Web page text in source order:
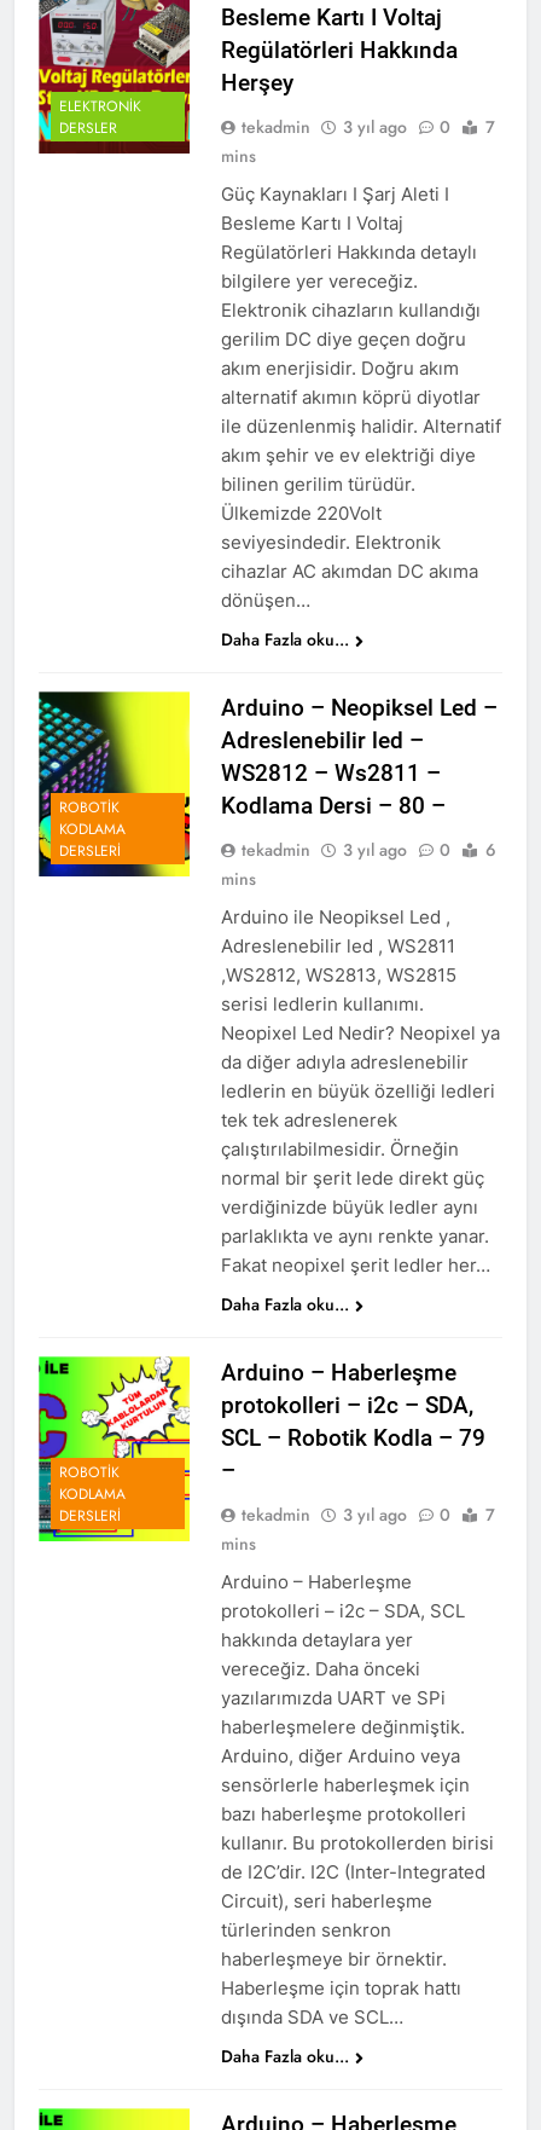
ELEKTRONIK
DERSLER
Besleme Kartı I Voltaj
Regülatörleri Hakkında
Herşey
tekadmin 3 yıl ago 0
7
mins
Güç Kaynakları I Şarj Aleti I
Besleme Kartı I Voltaj
Regülatörleri Hakkında detaylı
bilgilere yer vereceğiz.
Elektronik cihazların kullandığı
gerilim DC diye geçen doğru
akım enerjisidir. Doğru akım
alternatif akımın köprü diyotlar
ile düzenlenmiş halidir. Alternatif
akım şehir ve ev elektriği diye
bilinen gerilim türüdür.
Ülkemizde 220Volt
seviyesindedir. Elektronik
cihazlar AC akımdan DC akıma
dönüşen…
Daha Fazla oku...
ROBOTIK
KODLAMA
DERSLERI
Arduino – Neopiksel Led –
Adreslenebilir led –
WS2812 – Ws2811 –
Kodlama Dersi – 80 –
tekadmin 3 yıl ago 0
6
mins
Arduino ile Neopiksel Led ,
Adreslenebilir led , WS2811
,WS2812, WS2813, WS2815
serisi ledlerin kullanımı.
Neopixel Led Nedir? Neopixel ya
da diğer adıyla adreslenebilir
ledlerin en büyük özelliği ledleri
tek tek adreslenerek
çalıştırılabilmesidir. Örneğin
normal bir şerit lede direkt güç
verdiğinizde büyük ledler aynı
parlaklıkta ve aynı renkte yanar.
Fakat neopixel şerit ledler her…
Daha Fazla oku...
ROBOTIK
KODLAMA
DERSLERI
Arduino – Haberleşme
protokolleri – i2c – SDA,
SCL – Robotik Kodla – 79
–
tekadmin 3 yıl ago 0
7
mins
Arduino – Haberleşme
protokolleri – i2c – SDA, SCL
hakkında detaylara yer
vereceğiz. Daha önceki
yazılarımızda UART ve SPi
haberleşmelere değinmiştik.
Arduino, diğer Arduino veya
sensörlerle haberleşmek için
bazı haberleşme protokolleri
kullanır. Bu protokollerden birisi
de I2C’dir. I2C (Inter-Integrated
Circuit), seri haberleşme
türlerinden senkron
haberleşmeye bir örnektir.
Haberleşme için toprak hattı
dışında SDA ve SCL…
Daha Fazla oku...
Arduino – Haberleşme